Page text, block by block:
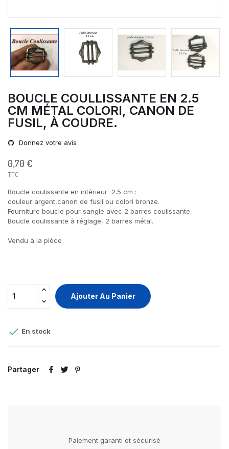
BOUCLE COULLISSANTE EN 2.5
CM MÉTAL COLORI, CANON DE
FUSIL, À COUDRE.
Donnez votre avis
0,70 €
TTC
Boucle coulissante en intérieur 2.5 cm :
couleur argent,canon de fusil ou colori bronze.
Fourniture boucle pour sangle avec 2 barres coulissante.
Boucle coulissante à réglage, 2 barres métal.
Vendu à la pièce
Ajouter Au Panier
 En stock
Partager
Paiement garanti et sécurisé